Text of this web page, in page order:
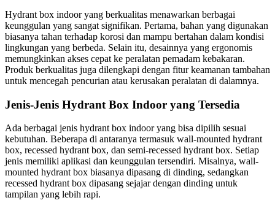
Hydrant box indoor yang berkualitas menawarkan berbagai
keunggulan yang sangat signifikan. Pertama, bahan yang digunakan
biasanya tahan terhadap korosi dan mampu bertahan dalam kondisi
lingkungan yang berbeda. Selain itu, desainnya yang ergonomis
memungkinkan akses cepat ke peralatan pemadam kebakaran.
Produk berkualitas juga dilengkapi dengan fitur keamanan tambahan
untuk mencegah pencurian atau kerusakan peralatan di dalamnya.
Jenis-Jenis Hydrant Box Indoor yang Tersedia
Ada berbagai jenis hydrant box indoor yang bisa dipilih sesuai
kebutuhan. Beberapa di antaranya termasuk wall-mounted hydrant
box, recessed hydrant box, dan semi-recessed hydrant box. Setiap
jenis memiliki aplikasi dan keunggulan tersendiri. Misalnya, wall-
mounted hydrant box biasanya dipasang di dinding, sedangkan
recessed hydrant box dipasang sejajar dengan dinding untuk
tampilan yang lebih rapi.